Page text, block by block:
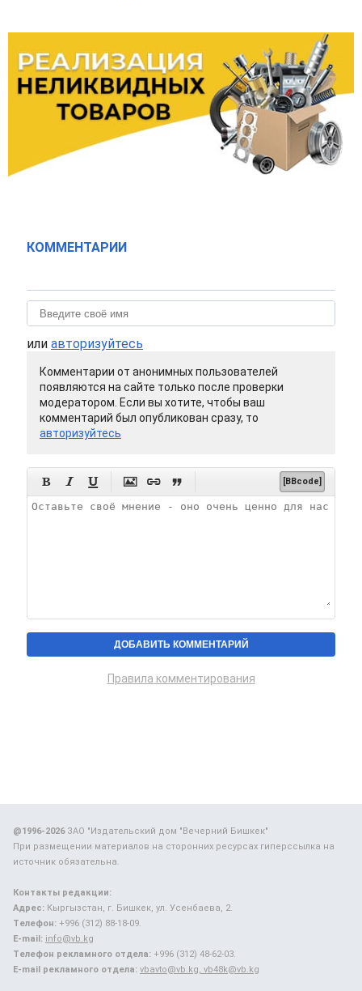
КОММЕНТАРИИ
или авторизуйтесь
Комментарии от анонимных пользователей
появляются на сайте только после проверки
модератором. Если вы хотите, чтобы ваш
комментарий был опубликован сразу, то
авторизуйтесь
      [BBcode]
Правила комментирования
@1996-2026ЗАО "Издательский дом "Вечерний Бишкек"
При размещении материалов на сторонних ресурсах гиперссылка на
источник обязательна.
Контакты редакции:
Адрес: Кыргызстан, г. Бишкек, ул. Усенбаева, 2.
Телефон: +996 (312) 88-18-09.
E-mail: info@vb.kg
Телефон рекламного отдела: +996 (312) 48-62-03.
E-mail рекламного отдела: vbavto@vb.kg, vb48k@vb.kg